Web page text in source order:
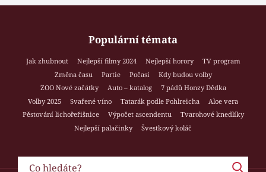
Populární témata
Jak zhubnout Nejlepší filmy 2024 Nejlepší horory
TV program
Změna času
Partie Počasí
Kdy budou volby
ZOO Nové začátky
Auto – katalog
7 pádů Honzy Dědka
Volby 2025
Svařené víno Tatarák podle Pohlreicha
Aloe vera
Pěstování lichořeřišnice
Výpočet ascendentu
Tvarohové knedlíky
Nejlepší palačinky
Švestkový koláč